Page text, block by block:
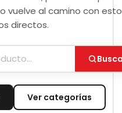
vuelve al camino con
directos.
Ver categorías